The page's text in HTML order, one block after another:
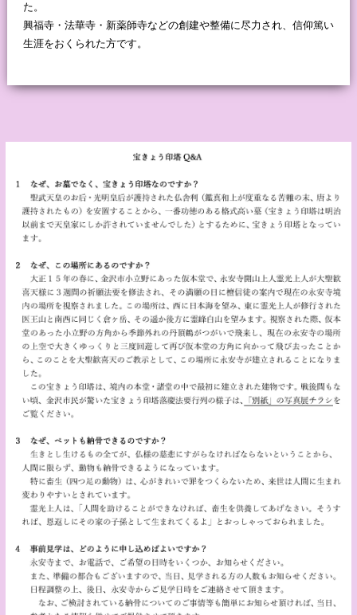
た。
興福寺・法華寺・新薬師寺などの創建や整備に尽力され、信仰篤い
生涯をおくられた方です。